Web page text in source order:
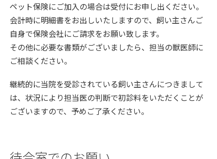
ペット保険にご加入の場合は受付にお申し出ください。
会計時に明細書をお出しいたしますので、飼い主さんご
自身で保険会社にご請求をお願い致します。
その他に必要な書類がございましたら、担当の獣医師に
ご相談ください。
継続的に当院を受診されている飼い主さんにつきまして
は、状況により担当医の判断で初診料をいただくことが
ございますので、予めご了承ください。